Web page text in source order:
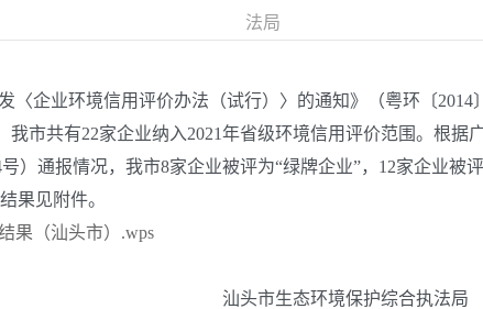
法局
业环境信用评价办法（试行）〉的通知》（粤环〔2014
市共有22家企业纳入2021年省级环境信用评价范围。根据
）通报情况，我市8家企业被评为“绿牌企业”，12家企业被
果见附件。
果（汕头市）.wps
保护综合执法局